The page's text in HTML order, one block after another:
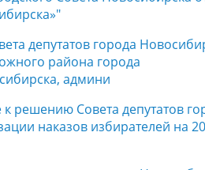
депутатов города
района города
админи
решению Совета депутатов
наказов избирателей на